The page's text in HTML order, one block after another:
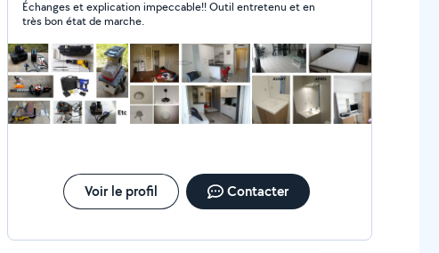
interrupteur, luminaire, radiateur, sèche-serviettes,
hotte, plaque de cuisson ; - de bricolage : ponçage et
peinture de porte et volet, montage de meubles en kit,
installation de lave linge, étagères, tringles à rideaux,
verrou, barillet, etc. Fait aussi la location de station de
peinture airless haute pression, tarière thermique,
carotteuse diamant portable et sur bâti, furet
essence, marteau piqueur, taille-haies et élagueuse sur
perche, karcher, détecteur de métaux,
débroussailleuse, caméra thermique, pince à sertir,
ponceuse girafe, scarificateur, telluromètre, etc.
Échanges et explication impeccable!! Outil entretenu et en
très bon état de marche.
Voir le profil Contacter